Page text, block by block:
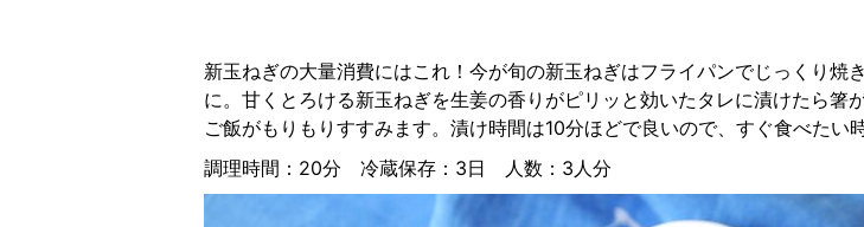
新玉ねぎの大量消費にはこれ！今が旬の新玉ねぎはフライパンでじっくり焼
に。甘くとろける新玉ねぎを生姜の香りがピリッと効いたタレに漬けたら
ご飯がもりもりすすみます。漬け時間は10分ほどで良いので、すぐ食べたい
調理時間：20分 冷蔵保存：3日 人数：3人分